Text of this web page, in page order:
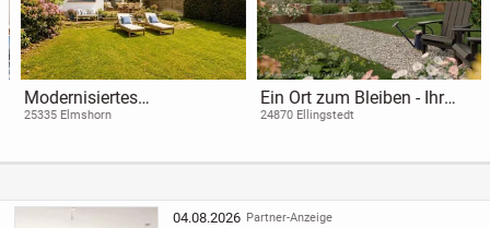
Modernisiertes
Einfamilienhaus mit
ruhiger Sackgassenlage von
25335 Elmshorn
Ein Ort zum Bleiben - Ihr
Bungalow fürs Leben
24870 Ellingstedt
04.08.2026 Partner-Anzeige